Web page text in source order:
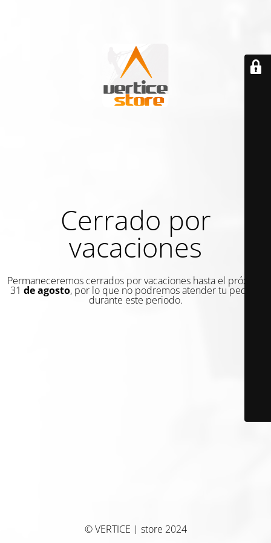
Cerrado por
vacaciones
Permaneceremos cerrados por vacaciones hasta el próximo
31 de agosto, por lo que no podremos atender tu pedido
durante este periodo.
© VERTICE | store 2024